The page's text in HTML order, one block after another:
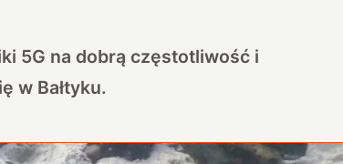
5G na dobrą częstotliwość i
w Bałtyku.